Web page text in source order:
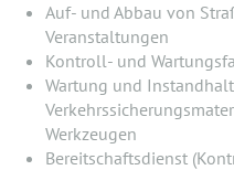
Auf- und Abbau von
Veranstaltungen
Kontroll- und
Wartung und
Werkzeugen
Bereitschaftsdienst